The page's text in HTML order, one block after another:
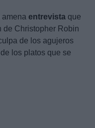
amena entrevista que
de Christopher Robin
de los agujeros
los platos que se